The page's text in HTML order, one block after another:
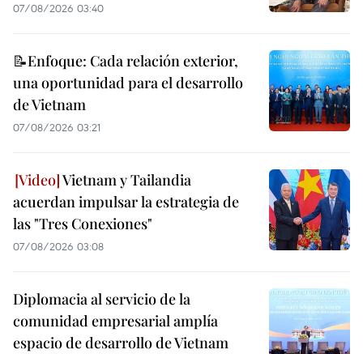
07/08/2026 03:40
📝Enfoque: Cada relación exterior,
una oportunidad para el desarrollo
de Vietnam
07/08/2026 03:21
Vietnam y Tailandia
acuerdan impulsar la estrategia de
las "Tres Conexiones"
07/08/2026 03:08
Diplomacia al servicio de la
comunidad empresarial amplía
espacio de desarrollo de Vietnam